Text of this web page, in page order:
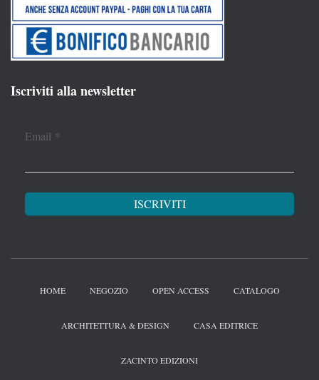
Iscriviti alla newsletter
Email *
HOME NEGOZIO OPEN ACCESS CATALOGO
ARCHITETTURA & DESIGN CASA EDITRICE
ZACINTO EDIZIONI